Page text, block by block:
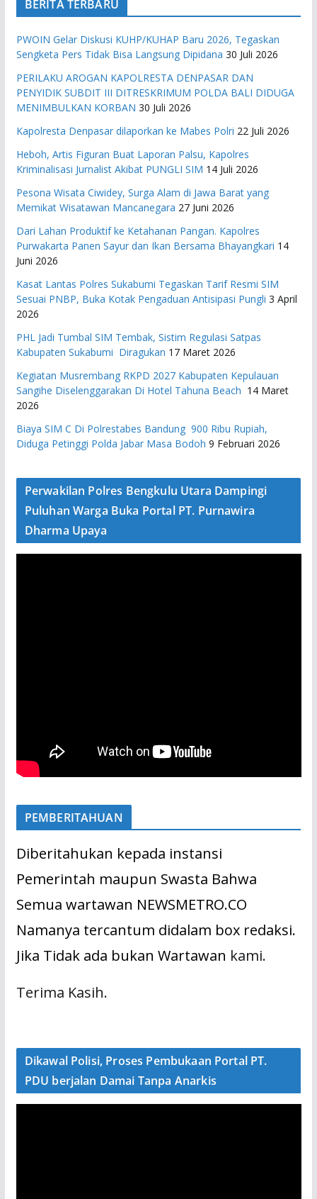
BERITA TERBARU
PWOIN Gelar Diskusi KUHP/KUHAP Baru 2026, Tegaskan
Sengketa Pers Tidak Bisa Langsung Dipidana 30 Juli 2026
PERILAKU AROGAN KAPOLRESTA DENPASAR DAN
PENYIDIK SUBDIT III DITRESKRIMUM POLDA BALI DIDUGA
MENIMBULKAN KORBAN 30 Juli 2026
Kapolresta Denpasar dilaporkan ke Mabes Polri 22 Juli 2026
Heboh, Artis Figuran Buat Laporan Palsu, Kapolres
Kriminalisasi Jurnalist Akibat PUNGLI SIM 14 Juli 2026
Pesona Wisata Ciwidey, Surga Alam di Jawa Barat yang
Memikat Wisatawan Mancanegara 27 Juni 2026
Dari Lahan Produktif ke Ketahanan Pangan. Kapolres
Purwakarta Panen Sayur dan Ikan Bersama Bhayangkari 14
Juni 2026
Kasat Lantas Polres Sukabumi Tegaskan Tarif Resmi SIM
Sesuai PNBP, Buka Kotak Pengaduan Antisipasi Pungli 3 April
2026
PHL Jadi Tumbal SIM Tembak, Sistim Regulasi Satpas
Kabupaten Sukabumi Diragukan 17 Maret 2026
Kegiatan Musrembang RKPD 2027 ​Kabupaten Kepulauan
Sangihe Diselenggarakan Di Hotel Tahuna Beach 14 Maret
2026
Biaya SIM C Di Polrestabes Bandung 900 Ribu Rupiah,
Diduga Petinggi Polda Jabar Masa Bodoh 9 Februari 2026
Perwakilan Polres Bengkulu Utara Dampingi
Puluhan Warga Buka Portal PT. Purnawira
Dharma Upaya
PEMBERITAHUAN
Diberitahukan kepada instansi
Pemerintah maupun Swasta Bahwa
Semua wartawan NEWSMETRO.CO
Namanya tercantum didalam box redaksi.
Jika Tidak ada bukan Wartawan kami.
Terima Kasih.
Dikawal Polisi, Proses Pembukaan Portal PT.
PDU berjalan Damai Tanpa Anarkis